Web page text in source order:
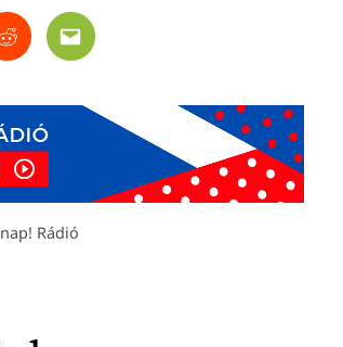
RedditEmail
Rádió